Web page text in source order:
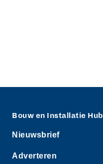
Bouw en Installatie Hub
Nieuwsbrief
Adverteren